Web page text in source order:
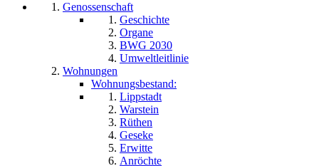
Genossenschaft
Geschichte
Organe
BWG 2030
Umweltleitlinie
Wohnungen
Wohnungsbestand:
Lippstadt
Warstein
Rüthen
Geseke
Erwitte
Anröchte